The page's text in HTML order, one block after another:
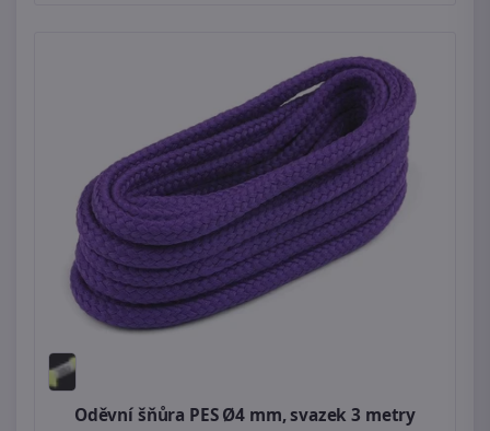
Oděvní šňůra PES Ø4 mm, svazek 3 metry